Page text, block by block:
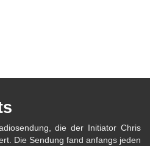
die der Initiator Chris
Die Sendung fand anfangs jeden